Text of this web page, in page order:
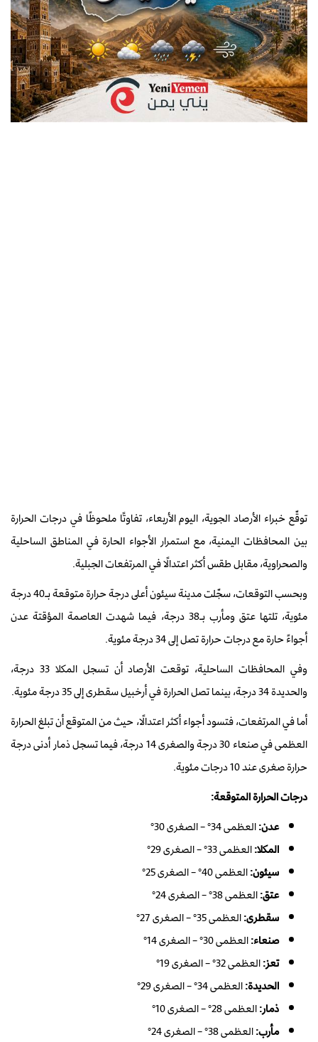
توقّع خبراء الأرصاد الجوية، اليوم الأربعاء، تفاوتًا ملحوظًا في درجات الحرارة
بين المحافظات اليمنية، مع استمرار الأجواء الحارة في المناطق الساحلية
والصحراوية، مقابل طقس أكثر اعتدالًا في المرتفعات الجبلية.
وبحسب التوقعات، سجّلت مدينة سيئون أعلى درجة حرارة متوقعة بـ40 درجة
مئوية، تلتها عتق ومأرب بـ38 درجة، فيما شهدت العاصمة المؤقتة عدن
أجواءً حارة مع درجات حرارة تصل إلى 34 درجة مئوية.
وفي المحافظات الساحلية، توقعت الأرصاد أن تسجل المكلا 33 درجة،
والحديدة 34 درجة، بينما تصل الحرارة في أرخبيل سقطرى إلى 35 درجة مئوية.
أما في المرتفعات، فتسود أجواء أكثر اعتدالًا، حيث من المتوقع أن تبلغ الحرارة
العظمى في صنعاء 30 درجة والصغرى 14 درجة، فيما تسجل ذمار أدنى درجة
حرارة صغرى عند 10 درجات مئوية.
درجات الحرارة المتوقعة:
عدن:العظمى 34° – الصغرى 30°
المكلا:العظمى 33° – الصغرى 29°
سيئون:العظمى 40° – الصغرى 25°
عتق:العظمى 38° – الصغرى 24°
سقطرى:العظمى 35° – الصغرى 27°
صنعاء:العظمى 30° – الصغرى 14°
تعز:العظمى 32° – الصغرى 19°
الحديدة:العظمى 34° – الصغرى 29°
ذمار:العظمى 28° – الصغرى 10°
مأرب:العظمى 38° – الصغرى 24°